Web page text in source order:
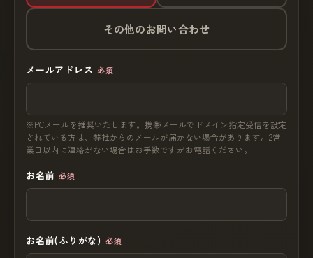
その他のお問い合わせ
メールアドレス 必須
※PCメールを推奨いたします。携帯メールでドメイン指定受信を設定
されている方は、弊社からのメールが届かない場合があります。2営
業日以内に連絡がない場合はお手数ですがお電話ください。
お名前 必須
お名前(ふりがな) 必須